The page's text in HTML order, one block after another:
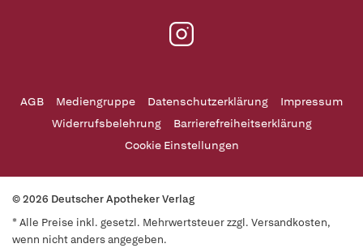
AGB Mediengruppe Datenschutzerklärung
Impressum
Widerrufsbelehrung
Barrierefreiheitserklärung
Cookie Einstellungen
© 2026 Deutscher Apotheker Verlag
* Alle Preise inkl. gesetzl. Mehrwertsteuer zzgl. Versandkosten,
wenn nicht anders angegeben.